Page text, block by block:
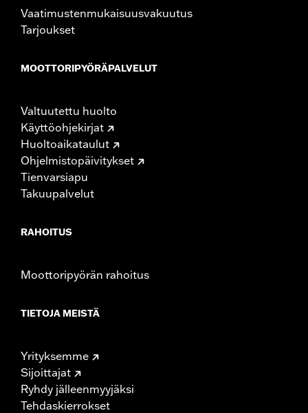
Vaatimustenmukaisuusvakuutus
Tarjoukset
MOOTTORIPYÖRÄPALVELUT
Valtuutettu huolto
Käyttöohjekirjat
Huoltoaikataulut
Ohjelmistopäivitykset
Tienvarsiapu
Takuupalvelut
RAHOITUS
Moottoripyörän rahoitus
TIETOJA MEISTÄ
Yrityksemme
Sijoittajat
Ryhdy jälleenmyyjäksi
Tehdaskierrokset